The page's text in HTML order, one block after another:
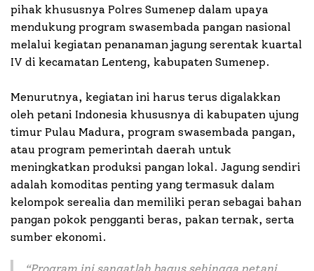
pihak khususnya Polres Sumenep dalam upaya
mendukung program swasembada pangan nasional
melalui kegiatan penanaman jagung serentak kuartal
IV di kecamatan Lenteng, kabupaten Sumenep.
Menurutnya, kegiatan ini harus terus digalakkan
oleh petani Indonesia khususnya di kabupaten ujung
timur Pulau Madura, program swasembada pangan,
atau program pemerintah daerah untuk
meningkatkan produksi pangan lokal. Jagung sendiri
adalah komoditas penting yang termasuk dalam
kelompok serealia dan memiliki peran sebagai bahan
pangan pokok pengganti beras, pakan ternak, serta
sumber ekonomi.